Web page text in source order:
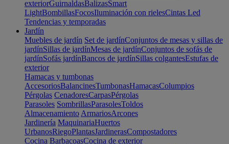
exteriorGuirnaldasBalizasSmart
LightBombillasFocosIluminación con rielesCintas Led
Tendencias y temporadas
Jardín
Muebles de jardín Set de jardínConjuntos de mesas y sillas de
jardínSillas de jardínMesas de jardínConjuntos de sofás de
jardínSofás jardínBancos de jardínSillas colgantesEstufas de
exterior
Hamacas y tumbonas
AccesoriosBalancinesTumbonasHamacasColumpios
Pérgolas CenadoresCarpasPérgolas
Parasoles SombrillasParasolesToldos
Almacenamiento ArmariosArcones
Jardinería MaquinariaHuertos
UrbanosRiegoPlantasJardinerasCompostadores
Cocina BarbacoasCocina de exterior